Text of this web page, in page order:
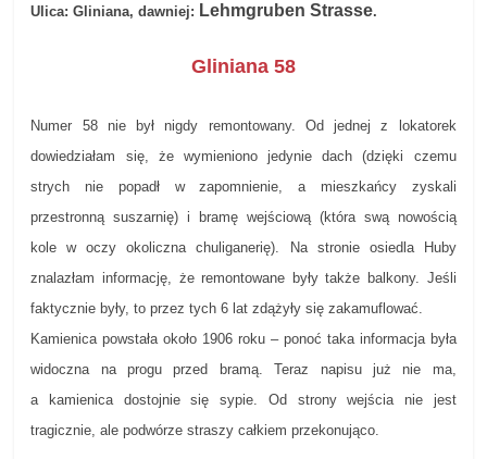
Ulica: Gliniana,dawniej: Lehmgruben Strasse.
Gliniana 58
Numer 58 nie był nigdy remontowany. Od jednej z lokatorek
dowiedziałam się, że wymieniono jedynie dach (dzięki czemu
strych nie popadł w zapomnienie, a mieszkańcy zyskali
przestronną suszarnię) i bramę wejściową (która swą nowością
kole w oczy okoliczna chuliganerię). Na stronie osiedla Huby
znalazłam informację, że remontowane były także balkony. Jeśli
faktycznie były, to przez tych 6 lat zdążyły się zakamuflować.
Kamienica powstała około 1906 roku – ponoć taka informacja była
widoczna na progu przed bramą. Teraz napisu już nie ma,
a kamienica dostojnie się sypie. Od strony wejścia nie jest
tragicznie, ale podwórze straszy całkiem przekonująco.